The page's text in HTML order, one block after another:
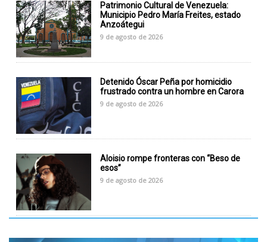
Patrimonio Cultural de Venezuela:
Municipio Pedro María Freites, estado
Anzoátegui
9 de agosto de 2026
Detenido Óscar Peña por homicidio
frustrado contra un hombre en Carora
9 de agosto de 2026
Aloisio rompe fronteras con “Beso de
esos”
9 de agosto de 2026